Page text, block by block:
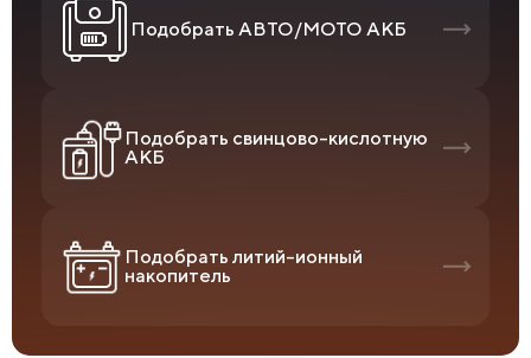
Подобрать АВТО/МОТО АКБ
Подобрать свинцово-кислотную
АКБ
Подобрать литий-ионный
накопитель